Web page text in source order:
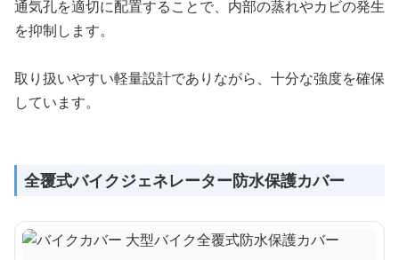
通気孔を適切に配置することで、内部の蒸れやカビの発生
を抑制します。
取り扱いやすい軽量設計でありながら、十分な強度を確保
しています。
全覆式バイクジェネレーター防水保護カバー